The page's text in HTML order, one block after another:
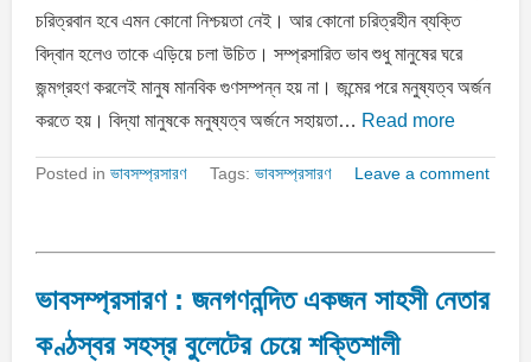
চরিত্রবান হবে এমন কোনাে নিশ্চয়তা নেই। আর কোনাে চরিত্রহীন ব্যক্তি
বিদ্বান হলেও তাকে এড়িয়ে চলা উচিত। সম্প্রসারিত ভাব শুধু মানুষের ঘরে
জন্মগ্রহণ করলেই মানুষ মানবিক গুণসম্পন্ন হয় না। জন্মের পরে মনুষ্যত্ব অর্জন
করতে হয়। বিদ্যা মানুষকে মনুষ্যত্ব অর্জনে সহায়তা… Read more
Posted in ভাবসম্প্রসারণ Tags: ভাবসম্প্রসারণ Leave a comment
ভাবসম্প্রসারণ : জনগণনন্দিত একজন সাহসী নেতার
কণ্ঠস্বর সহস্র বুলেটের চেয়ে শক্তিশালী